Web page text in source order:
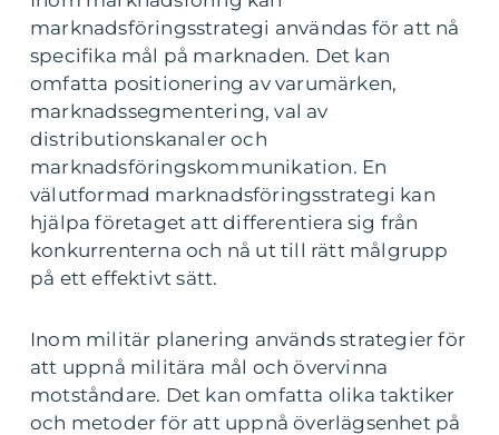
marknadsföringsstrategi användas för att nå
specifika mål på marknaden. Det kan
omfatta positionering av varumärken,
marknadssegmentering, val av
distributionskanaler och
marknadsföringskommunikation. En
välutformad marknadsföringsstrategi kan
hjälpa företaget att differentiera sig från
konkurrenterna och nå ut till rätt målgrupp
på ett effektivt sätt.
Inom militär planering används strategier för
att uppnå militära mål och övervinna
motståndare. Det kan omfatta olika taktiker
och metoder för att uppnå överlägsenhet på